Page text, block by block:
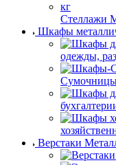
Стеллажи
Шкафы
одежды,
Сумочницы
Верстаки